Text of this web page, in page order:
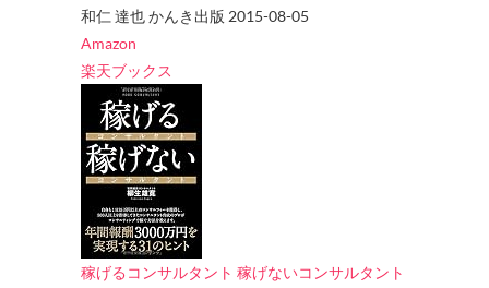
和仁 達也 かんき出版 2015-08-05
Amazon
楽天ブックス
稼げるコンサルタント 稼げないコンサルタント